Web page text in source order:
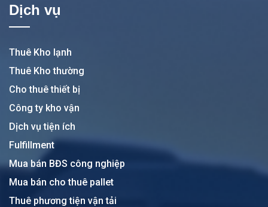
Dịch vụ
Thuê Kho lạnh
Thuê Kho thường
Cho thuê thiết bị
Công ty kho vận
Dịch vụ tiện ích
Fulfillment
Mua bán BĐS công nghiệp
Mua bán cho thuê pallet
Thuê phương tiện vận tải